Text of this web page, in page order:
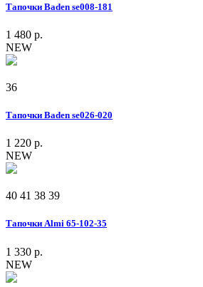
Тапочки Baden se008-181
1 480 р.
NEW
36
Тапочки Baden se026-020
1 220 р.
NEW
40 41 38 39
Тапочки Almi 65-102-35
1 330 р.
NEW